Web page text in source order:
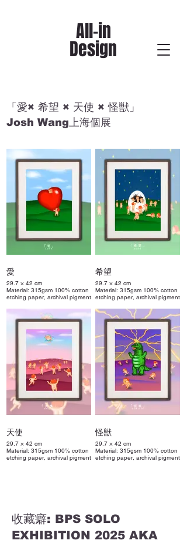
All-in
Design
「愛× 希望 × 天使 × 怪獣」
Josh Wang上海個展
愛
29.7 × 42 cm
Material: 315gsm 100% cotton
etching paper, archival pigment
希望
29.7 × 42 cm
Material: 315gsm 100% cotton
etching paper, archival pigment
天使
29.7 × 42 cm
Material: 315gsm 100% cotton
etching paper, archival pigment
怪獣
29.7 × 42 cm
Material: 315gsm 100% cotton
etching paper, archival pigment
收藏癖: BPS SOLO
EXHIBITION 2025 AKA